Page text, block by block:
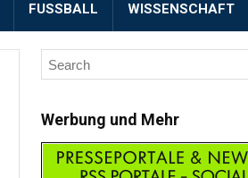
FUSSBALL WISSENSCHAFT
Werbung und Mehr